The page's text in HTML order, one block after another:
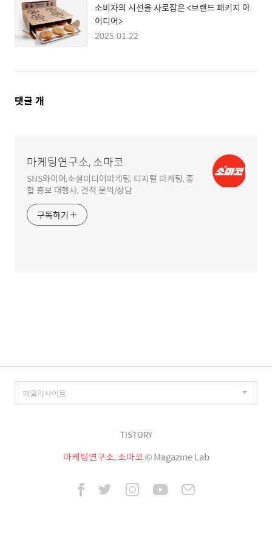
소비자의 시선을 사로잡은 <브랜드 패키지 아
이디어>
2025.01.22
댓
댓글 개
마케팅연구소, 소마코
SNS와이어,소셜미디어마케팅, 디지털 마케팅, 종
합 홍보 대행사, 견적 문의/상담
구독하기
TISTORY
마케팅연구소, 소마코© Magazine Lab